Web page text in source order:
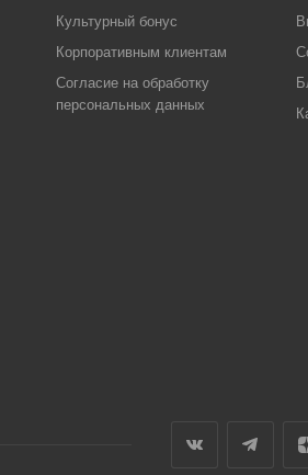
Культурный бонус
Корпоративным клиентам
Согласие на обработку
персональных данных